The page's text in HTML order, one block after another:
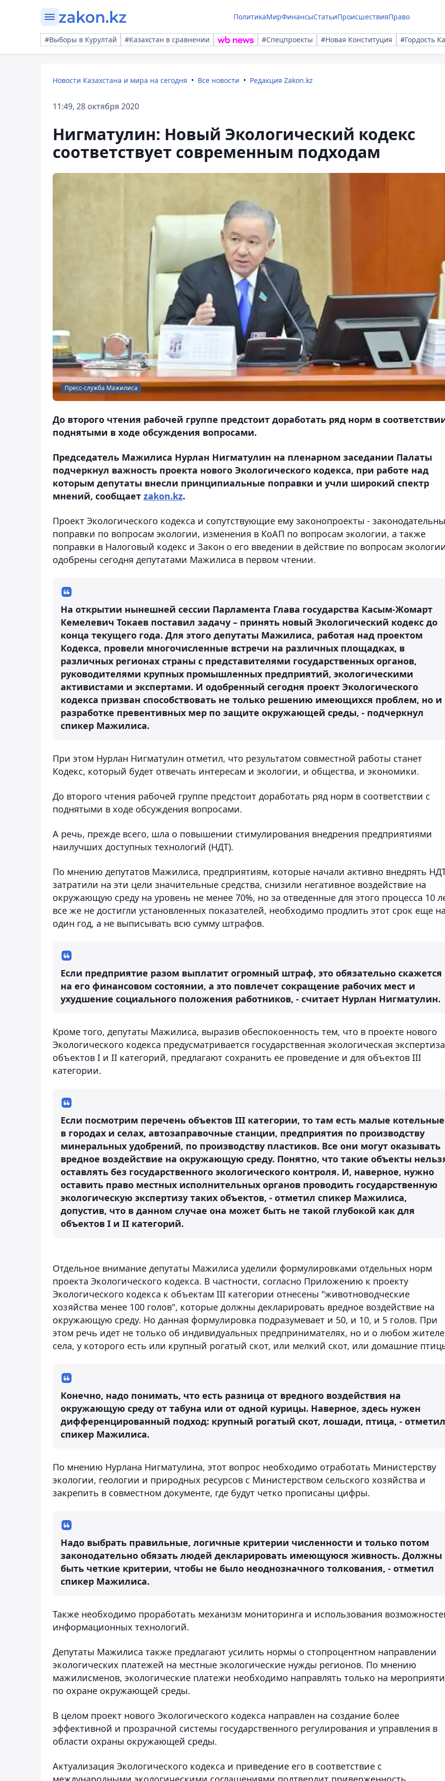
ПолитикаМирФинансыСтатьиПроисшествияПраво
#Выборы в Курултай #Казахстан в сравнении #Спецпроекты #Новая Конституция #Гордость
Новости Казахстана и мира на сегодня Все новости Редакция Zakon.kz
11:49, 28 октября 2020
Нигматулин: Новый Экологический кодекс
соответствует современным подходам
Пресс-служба Мажилиса
До второго чтения рабочей группе предстоит доработать ряд норм в
поднятыми в ходе обсуждения вопросами.
Председатель Мажилиса Нурлан Нигматулин на пленарном заседании Палаты
подчеркнул важность проекта нового Экологического кодекса, при работе над
которым депутаты внесли принципиальные поправки и учли широкий спектр
мнений, сообщает zakon.kz.
Проект Экологического кодекса и сопутствующие ему законопроекты -
поправки по вопросам экологии, изменения в КоАП по вопросам экологии, а также
поправки в Налоговый кодекс и Закон о его введении в действие по вопросам
одобрены сегодня депутатами Мажилиса в первом чтении.
На открытии нынешней сессии Парламента Глава государства Касым-Жомарт
Кемелевич Токаев поставил задачу – принять новый Экологический кодекс до
конца текущего года. Для этого депутаты Мажилиса, работая над проектом
Кодекса, провели многочисленные встречи на различных площадках, в
различных регионах страны с представителями государственных органов,
руководителями крупных промышленных предприятий, экологическими
активистами и экспертами. И одобренный сегодня проект Экологического
кодекса призван способствовать не только решению имеющихся проблем, но и
разработке превентивных мер по защите окружающей среды, - подчеркнул
спикер Мажилиса.
При этом Нурлан Нигматулин отметил, что результатом совместной работы станет
Кодекс, который будет отвечать интересам и экологии, и общества, и экономики.
До второго чтения рабочей группе предстоит доработать ряд норм в соответствии с
поднятыми в ходе обсуждения вопросами.
А речь, прежде всего, шла о повышении стимулирования внедрения предприятиями
наилучших доступных технологий (НДТ).
По мнению депутатов Мажилиса, предприятиям, которые начали активно внедрять
затратили на эти цели значительные средства, снизили негативное воздействие на
окружающую среду на уровень не менее 70%, но за отведенные для этого процесса 10
все же не достигли установленных показателей, необходимо продлить этот срок еще
один год, а не выписывать всю сумму штрафов.
Если предприятие разом выплатит огромный штраф, это обязательно скажется
на его финансовом состоянии, а это повлечет сокращение рабочих мест и
ухудшение социального положения работников, - считает Нурлан Нигматулин.
Кроме того, депутаты Мажилиса, выразив обеспокоенность тем, что в проекте нового
Экологического кодекса предусматривается государственная экологическая экспертиза
объектов I и II категорий, предлагают сохранить ее проведение и для объектов III
категории.
Если посмотрим перечень объектов III категории, то там есть малые котельные
в городах и селах, автозаправочные станции, предприятия по производству
минеральных удобрений, по производству пластиков. Все они могут оказывать
вредное воздействие на окружающую среду. Понятно, что такие объекты
оставлять без государственного экологического контроля. И, наверное, нужно
оставить право местных исполнительных органов проводить государственную
экологическую экспертизу таких объектов, - отметил спикер Мажилиса,
допустив, что в данном случае она может быть не такой глубокой как для
объектов I и II категорий.
Отдельное внимание депутаты Мажилиса уделили формулировками отдельных норм
проекта Экологического кодекса. В частности, согласно Приложению к проекту
Экологического кодекса к объектам III категории отнесены "животноводческие
хозяйства менее 100 голов", которые должны декларировать вредное воздействие на
окружающую среду. Но данная формулировка подразумевает и 50, и 10, и 5 голов. При
этом речь идет не только об индивидуальных предпринимателях, но и о любом жителе
села, у которого есть или крупный рогатый скот, или мелкий скот, или домашние
Конечно, надо понимать, что есть разница от вредного воздействия на
окружающую среду от табуна или от одной курицы. Наверное, здесь нужен
дифференцированный подход: крупный рогатый скот, лошади, птица, - отметил
спикер Мажилиса.
По мнению Нурлана Нигматулина, этот вопрос необходимо отработать Министерству
экологии, геологии и природных ресурсов с Министерством сельского хозяйства и
закрепить в совместном документе, где будут четко прописаны цифры.
Надо выбрать правильные, логичные критерии численности и только потом
законодательно обязать людей декларировать имеющуюся живность. Должны
быть четкие критерии, чтобы не было неоднозначного толкования, - отметил
спикер Мажилиса.
Также необходимо проработать механизм мониторинга и использования
информационных технологий.
Депутаты Мажилиса также предлагают усилить нормы о стопроцентном направлении
экологических платежей на местные экологические нужды регионов. По мнению
мажилисменов, экологические платежи необходимо направлять только на
по охране окружающей среды.
В целом проект нового Экологического кодекса направлен на создание более
эффективной и прозрачной системы государственного регулирования и управления в
области охраны окружающей среды.
Актуализация Экологического кодекса и приведение его в соответствие с